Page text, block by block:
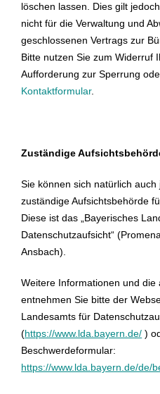
löschen lassen. Dies gilt
nicht für die Verwaltung und
geschlossenen Vertrags zur
Bitte nutzen Sie zum Widerruf
Aufforderung zur Sperrung
Kontaktformular.
Zuständige
Sie können sich natürlich
zuständige Aufsichtsbehörde
Diese ist das „Bayerisches
Datenschutzaufsicht“
Ansbach).
Weitere Informationen und die
entnehmen Sie bitte der
Landesamts für
(https://www.lda.bayern.de/ )
Beschwerdeformular:
https://www.lda.bayern.de/de/